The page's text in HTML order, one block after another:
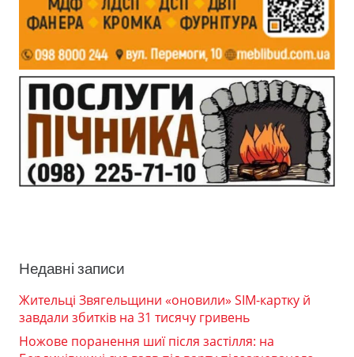
Недавні записи
Жительці Звягельщини «оновили» SIM-картку й
завдали збитків на 31 тисячу гривень
Ножове поранення шиї після застілля: на